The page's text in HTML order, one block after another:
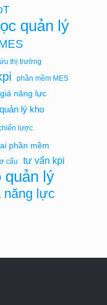
quản lý
thị trường
phần mềm MES
năng lực
quản lý kho
lược
phần mềm
cấu tư vấn kpi
quản lý
năng lực